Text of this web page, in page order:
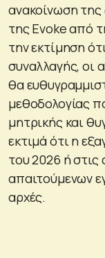
ανακοίνωση
της Evoke από
την εκτίμηση
συναλλαγής, οι
θα
μεθοδολογίας
μητρικής και
εκτιμά ότι η
του 2026 ή στις
απαιτούμενων
αρχές.